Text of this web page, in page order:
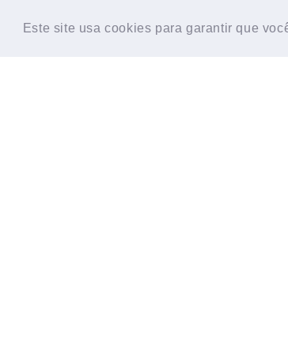
Este site usa cookies para garantir que
Este site usa cookies para garantir que
HOME CONTATO SOBRE